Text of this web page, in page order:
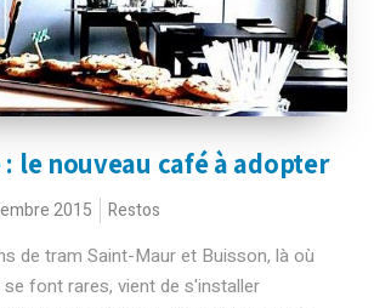
le nouveau café à adopter
2015 Restos
de tram Saint-Maur et Buisson, là où
font rares, vient de s'installer